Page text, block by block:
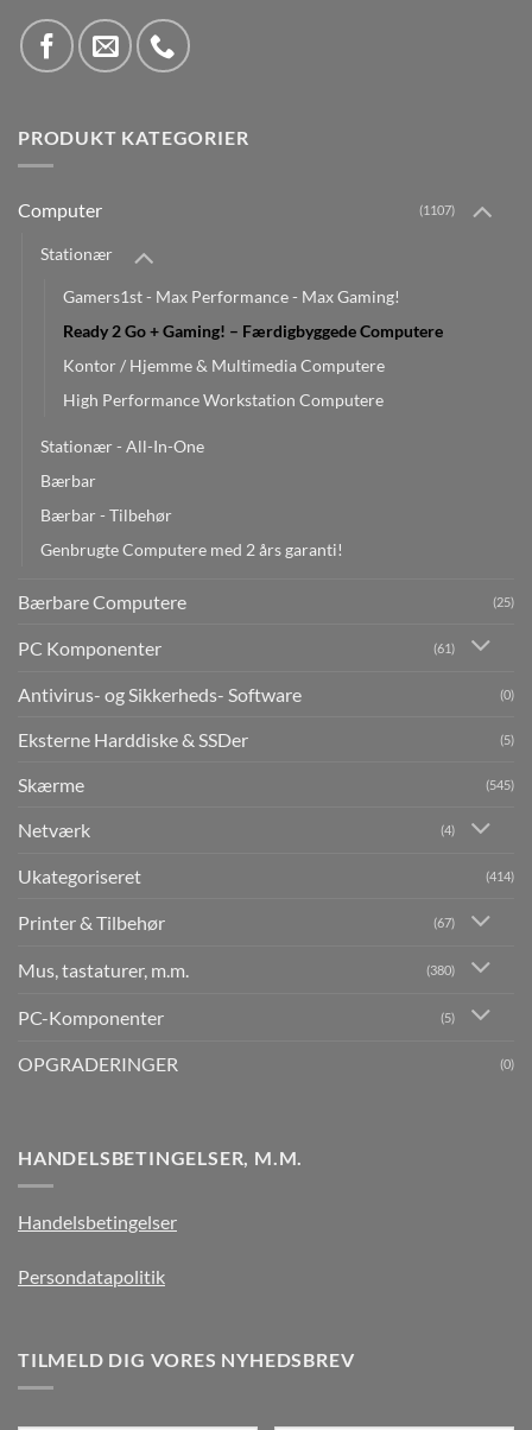
PRODUKT KATEGORIER
Computer (1107)
Stationær
Gamers1st - Max Performance - Max Gaming!
Ready 2 Go + Gaming! – Færdigbyggede Computere
Kontor / Hjemme & Multimedia Computere
High Performance Workstation Computere
Stationær - All-In-One
Bærbar
Bærbar - Tilbehør
Genbrugte Computere med 2 års garanti!
Bærbare Computere (25)
PC Komponenter (61)
Antivirus- og Sikkerheds- Software (0)
Eksterne Harddiske & SSDer (5)
Skærme (545)
Netværk (4)
Ukategoriseret (414)
Printer & Tilbehør (67)
Mus, tastaturer, m.m. (380)
PC-Komponenter (5)
OPGRADERINGER (0)
HANDELSBETINGELSER, M.M.
Handelsbetingelser
Persondatapolitik
TILMELD DIG VORES NYHEDSBREV